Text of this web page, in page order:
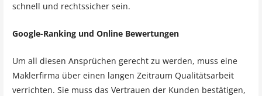
schnell und rechtssicher sein.
Google-Ranking und Online Bewertungen
Um all diesen Ansprüchen gerecht zu werden, muss eine
Maklerfirma über einen langen Zeitraum Qualitätsarbeit
verrichten. Sie muss das Vertrauen der Kunden bestätigen,